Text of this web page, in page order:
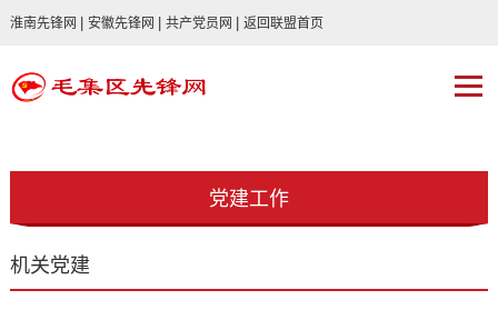
淮南先锋网 安徽先锋网 共产党员网 返回联盟首页
党建工作
机关党建